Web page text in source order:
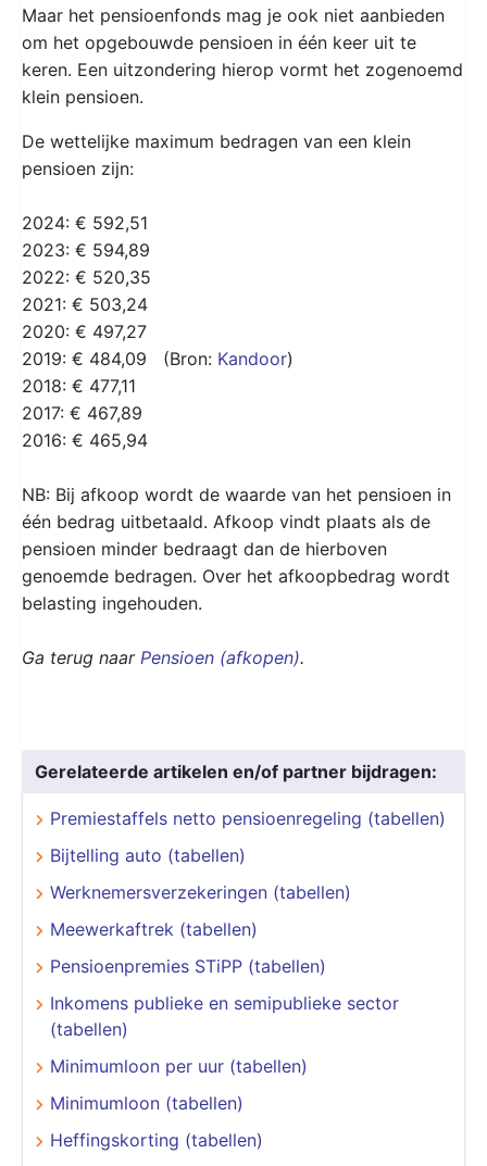
Maar het pensioenfonds mag je ook niet aanbieden
om het opgebouwde pensioen in één keer uit te
keren. Een uitzondering hierop vormt het zogenoemd
klein pensioen.
De wettelijke maximum bedragen van een klein
pensioen zijn:
2024: € 592,51
2023: € 594,89
2022: € 520,35
2021: € 503,24
2020: € 497,27
2019: € 484,09 (Bron: Kandoor)
2018: € 477,11
2017: € 467,89
2016: € 465,94
NB: Bij afkoop wordt de waarde van het pensioen in
één bedrag uitbetaald. Afkoop vindt plaats als de
pensioen minder bedraagt dan de hierboven
genoemde bedragen. Over het afkoopbedrag wordt
belasting ingehouden.
Ga terug naar Pensioen (afkopen).
Gerelateerde artikelen en/of partner bijdragen:
Premiestaffels netto pensioenregeling (tabellen)
Bijtelling auto (tabellen)
Werknemersverzekeringen (tabellen)
Meewerkaftrek (tabellen)
Pensioenpremies STiPP (tabellen)
Inkomens publieke en semipublieke sector
(tabellen)
Minimumloon per uur (tabellen)
Minimumloon (tabellen)
Heffingskorting (tabellen)